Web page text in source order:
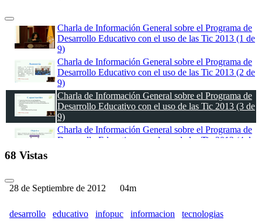
Charla de Información General sobre el Programa de
Desarrollo Educativo con el uso de las Tic 2013 (1 de
9)
Charla de Información General sobre el Programa de
Desarrollo Educativo con el uso de las Tic 2013 (2 de
9)
Charla de Información General sobre el Programa de
Desarrollo Educativo con el uso de las Tic 2013 (3 de
9)
Charla de Información General sobre el Programa de
Desarrollo Educativo con el uso de las Tic 2013 (4 de
9)
9)
68 Vistas
28 de Septiembre de 2012 04m
desarrollo educativo infopuc informacion tecnologias